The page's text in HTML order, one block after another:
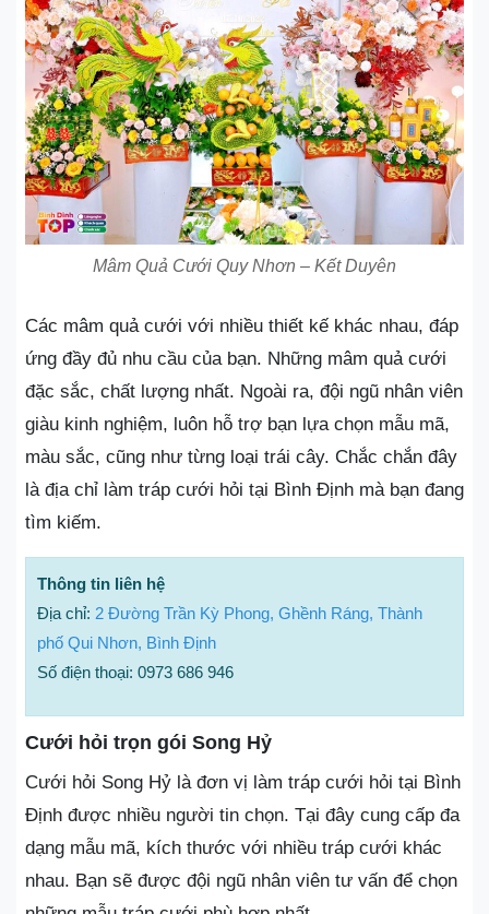
Mâm Quả Cưới Quy Nhơn – Kết Duyên
Các mâm quả cưới với nhiều thiết kế khác nhau, đáp
ứng đầy đủ nhu cầu của bạn. Những mâm quả cưới
đặc sắc, chất lượng nhất. Ngoài ra, đội ngũ nhân viên
giàu kinh nghiệm, luôn hỗ trợ bạn lựa chọn mẫu mã,
màu sắc, cũng như từng loại trái cây. Chắc chắn đây
là địa chỉ làm tráp cưới hỏi tại Bình Định mà bạn đang
tìm kiếm.
Thông tin liên hệ
Địa chỉ: 2 Đường Trần Kỳ Phong, Ghềnh Ráng, Thành
phố Qui Nhơn, Bình Định
Số điện thoại: 0973 686 946
Cưới hỏi trọn gói Song Hỷ
Cưới hỏi Song Hỷ là đơn vị làm tráp cưới hỏi tại Bình
Định được nhiều người tin chọn. Tại đây cung cấp đa
dạng mẫu mã, kích thước với nhiều tráp cưới khác
nhau. Bạn sẽ được đội ngũ nhân viên tư vấn để chọn